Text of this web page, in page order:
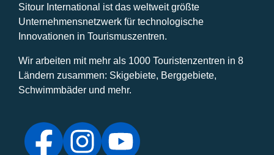
Sitour International ist das weltweit größte
Unternehmensnetzwerk für technologische
Innovationen in Tourismuszentren.
Wir arbeiten mit mehr als 1000 Touristenzentren in 8
Ländern zusammen: Skigebiete, Berggebiete,
Schwimmbäder und mehr.